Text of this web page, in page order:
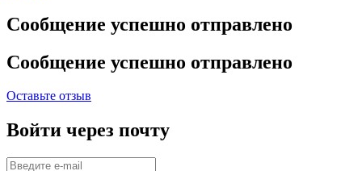
Сообщение успешно отправлено
Сообщение успешно отправлено
Оставьте отзыв
Войти через почту